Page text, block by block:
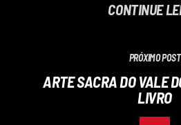
CONTINUE
PRÓXIMO POST
ARTE SACRA DO VALE
LIVRO